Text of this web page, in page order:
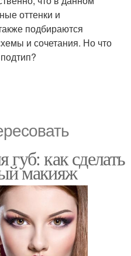
оттенки и
подбираются
и сочетания. Но что
губ: как сделать
макияж